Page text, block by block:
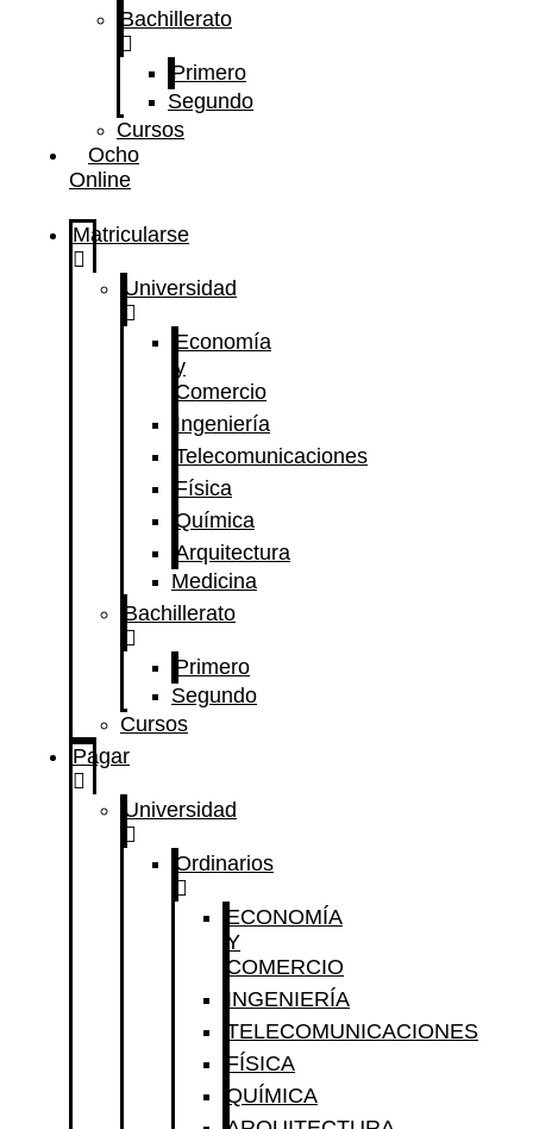
Bachillerato
Primero
Segundo
Cursos
Ocho
Online
Matricularse
Universidad
Economía
y
Comercio
Ingeniería
Telecomunicaciones
Física
Química
Arquitectura
Medicina
Bachillerato
Primero
Segundo
Cursos
Pagar
Universidad
Ordinarios
ECONOMÍA
Y
COMERCIO
INGENIERÍA
TELECOMUNICACIONES
FÍSICA
QUÍMICA